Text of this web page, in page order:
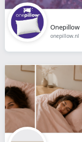
Onepillow
onepillow.nl